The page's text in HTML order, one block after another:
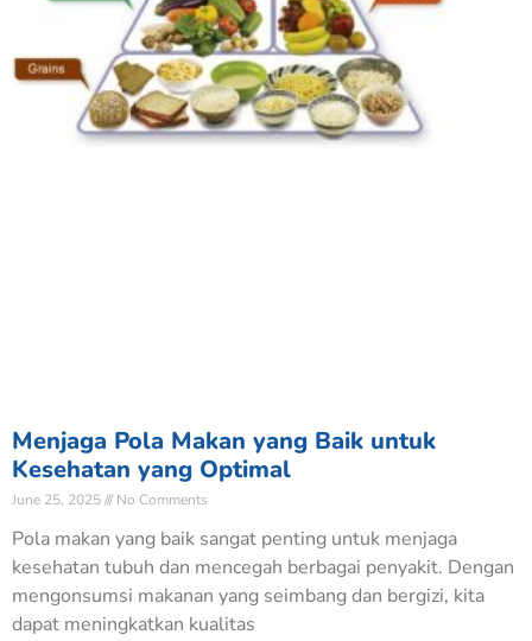
Menjaga Pola Makan yang Baik untuk
Kesehatan yang Optimal
June 25, 2025 No Comments
Pola makan yang baik sangat penting untuk menjaga
kesehatan tubuh dan mencegah berbagai penyakit. Dengan
mengonsumsi makanan yang seimbang dan bergizi, kita
dapat meningkatkan kualitas